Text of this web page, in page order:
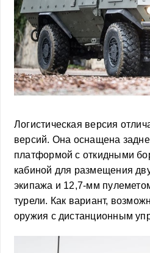
Логистическая версия
версий. Она оснащена
платформой с откидными
кабиной для размещения
экипажа и 12,7-мм
турели. Как вариант,
оружия с дистанционным